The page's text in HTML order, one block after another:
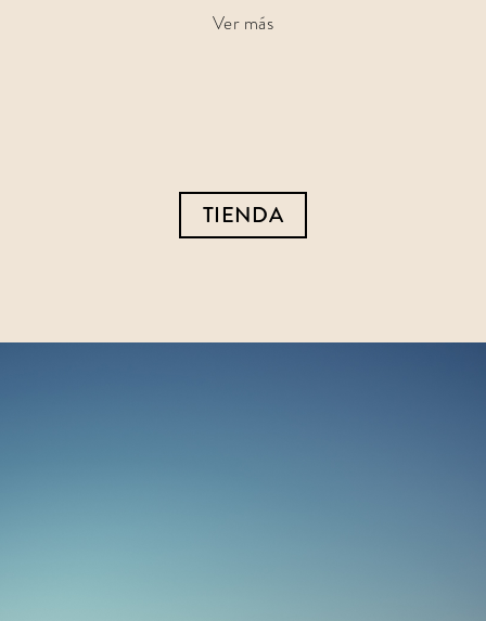
que le proporcionan…Ver más
TIENDA